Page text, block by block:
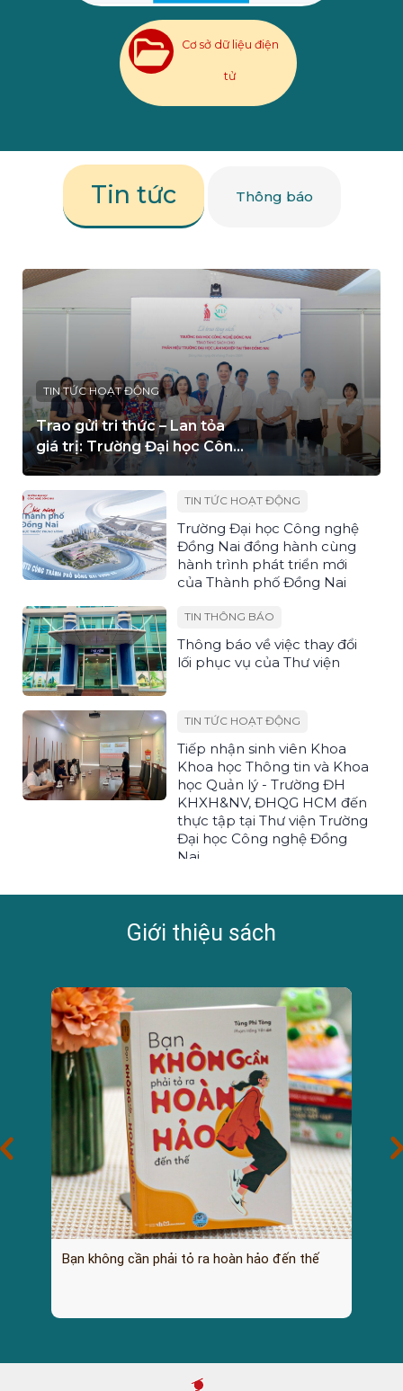
Cơ sở dữ liệu điện
tử
Tin tức Thông báo
TIN TỨC HOẠT ĐỘNG
Trao gửi tri thức – Lan tỏa
giá trị: Trường Đại học Công
nghệ Đồng Nai trao tặng
sách cho Phân hiệu Trường
Đại học Lâm nghiệp tại tỉnh
Đồng Nai
TIN TỨC HOẠT ĐỘNG
Trường Đại học Công nghệ
Đồng Nai đồng hành cùng
hành trình phát triển mới
của Thành phố Đồng Nai
TIN THÔNG BÁO
Thông báo về việc thay đổi
lối phục vụ của Thư viện
TIN TỨC HOẠT ĐỘNG
Tiếp nhận sinh viên Khoa
Khoa học Thông tin và Khoa
học Quản lý - Trường ĐH
KHXH&NV, ĐHQG HCM đến
thực tập tại Thư viện Trường
Đại học Công nghệ Đồng
Nai
khoản dành cho Thí sinh tự
Tuyển dụng cộng tác viên
thư viện
TIN TỨC HOẠT ĐỘNG
Ngày Sách và Văn hóa đọc
Việt Nam 21/4 – Khi tri thức
bắt đầu từ những trang
sách tại Thư viện DNTU
TIN TỨC HOẠT ĐỘNG
Khi Bạn Đủ Tốt, Mọi Điều Tốt
Đẹp Sẽ Tự Tìm Đến
TIN TỨC HOẠT ĐỘNG
cùng 2k8: Chọn DNTU -
Chọn thành công
Giới thiệu sách
Bạn không cần phải tỏ ra hoàn hảo đến thế